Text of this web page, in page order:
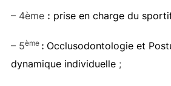
– 4ème : prise en charge du
– 5ème : Occlusodontologie et
dynamique individuelle;